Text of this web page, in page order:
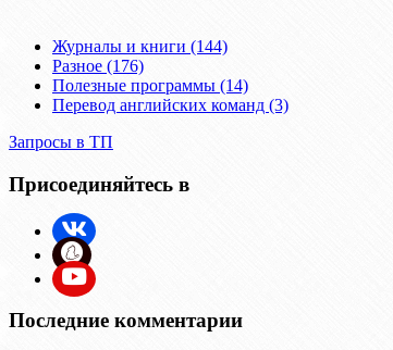
Журналы и книги (144)
Разное (176)
Полезные программы (14)
Перевод английских команд (3)
Запросы в ТП
Присоединяйтесь в
Последние комментарии